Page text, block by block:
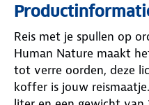
Reis met je spullen op
Human Nature maakt
tot verre oorden, deze
koffer is jouw